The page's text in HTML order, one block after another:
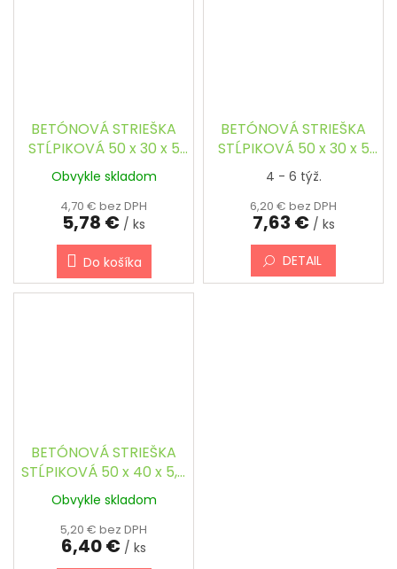
BETÓNOVÁ STRIEŠKA
STĹPIKOVÁ 50 x 30 x 5
cm - OBDĹŽNIKOVÁ,
ŠIKMÁ
Obvykle skladom
4,70 € bez DPH
5,78 € / ks
Do košíka
BETÓNOVÁ STRIEŠKA
STĹPIKOVÁ 50 x 30 x 5
cm - OBDĹŽNIKOVÁ,
ŠIKMÁ, FAREBNÁ
4 - 6 týž.
6,20 € bez DPH
7,63 € / ks
DETAIL
BETÓNOVÁ STRIEŠKA
STĹPIKOVÁ 50 x 40 x 5,5
cm - OBDĹŽNIKOVÁ,
ŠIKMÁ
Obvykle skladom
5,20 € bez DPH
6,40 € / ks